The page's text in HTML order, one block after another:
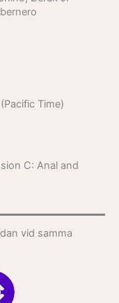
Time)
C: Anal and
vid samma